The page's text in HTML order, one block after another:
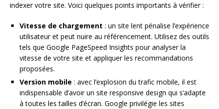
indexer votre site. Voici quelques points importants à vérifier :
Vitesse de chargement : un site lent pénalise l’expérience
utilisateur et peut nuire au référencement. Utilisez des outils
tels que Google PageSpeed Insights pour analyser la
vitesse de votre site et appliquer les recommandations
proposées.
Version mobile : avec l’explosion du trafic mobile, il est
indispensable d’avoir un site responsive design qui s’adapte
à toutes les tailles d’écran. Google privilégie les sites